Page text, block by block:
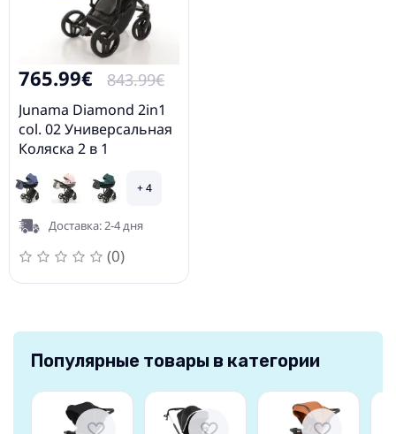
765.99€ 843.99€
Junama Diamond 2in1
col. 02 Универсальная
Коляска 2 в 1
+ 4
Доставка: 2-4 дня
(0)
Популярные товары в категории